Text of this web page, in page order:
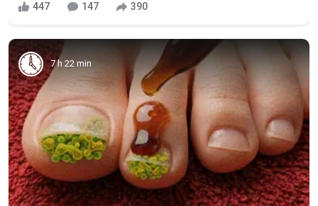
447 147 390
7 h 22 min